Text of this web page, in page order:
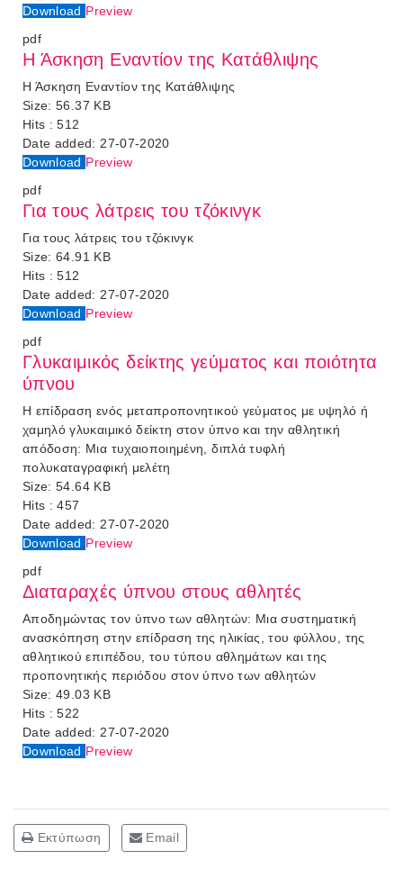
Download Preview
pdf
Η Άσκηση Εναντίον της Κατάθλιψης
Η Άσκηση Εναντίον της Κατάθλιψης
Size:56.37 KB
Hits :512
Date added: 27-07-2020
Download Preview
pdf
Για τους λάτρεις του τζόκινγκ
Για τους λάτρεις του τζόκινγκ
Size:64.91 KB
Hits :512
Date added: 27-07-2020
Download Preview
pdf
Γλυκαιμικός δείκτης γεύματος και ποιότητα
ύπνου
Η επίδραση ενός μεταπροπονητικού γεύματος με υψηλό ή
χαμηλό γλυκαιμικό δείκτη στον ύπνο και την αθλητική
απόδοση: Μια τυχαιοποιημένη, διπλά τυφλή
πολυκαταγραφική μελέτη
Size:54.64 KB
Hits :457
Date added: 27-07-2020
Download Preview
pdf
Διαταραχές ύπνου στους αθλητές
Αποδημώντας τον ύπνο των αθλητών: Μια συστηματική
ανασκόπηση στην επίδραση της ηλικίας, του φύλλου, της
αθλητικού επιπέδου, του τύπου αθλημάτων και της
προπονητικής περιόδου στον ύπνο των αθλητών
Size:49.03 KB
Hits :522
Date added: 27-07-2020
Download Preview
Εκτύπωση Email